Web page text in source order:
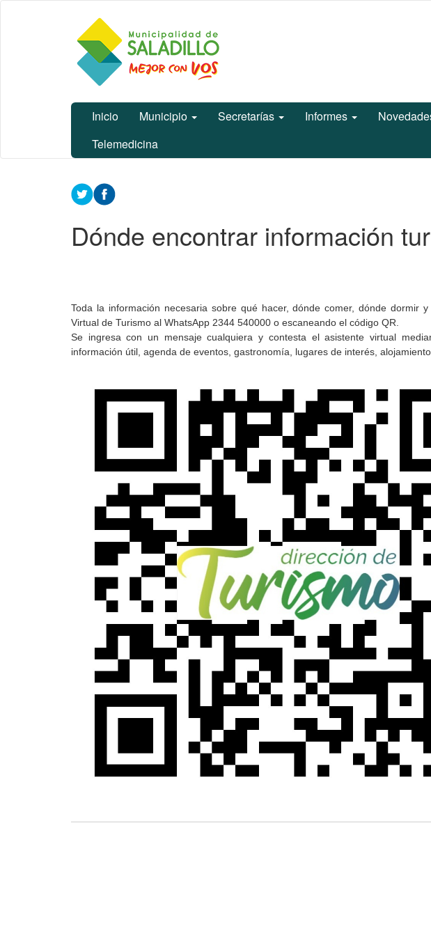
Municipalidad
de Saladillo
Inicio Municipio Secretarías Informes
Telemedicina
Contenido
principal
Dónde encontrar información
Toda la información necesaria sobre qué hacer, dónde comer, dónde dormir
Virtual de Turismo al WhatsApp 2344 540000 o escaneando el código QR.
Se ingresa con un mensaje cualquiera y contesta el asistente virtual
información útil, agenda de eventos, gastronomía, lugares de interés,